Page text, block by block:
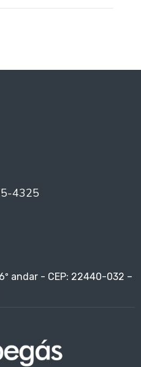
4325
andar - CEP: 22440-032 –